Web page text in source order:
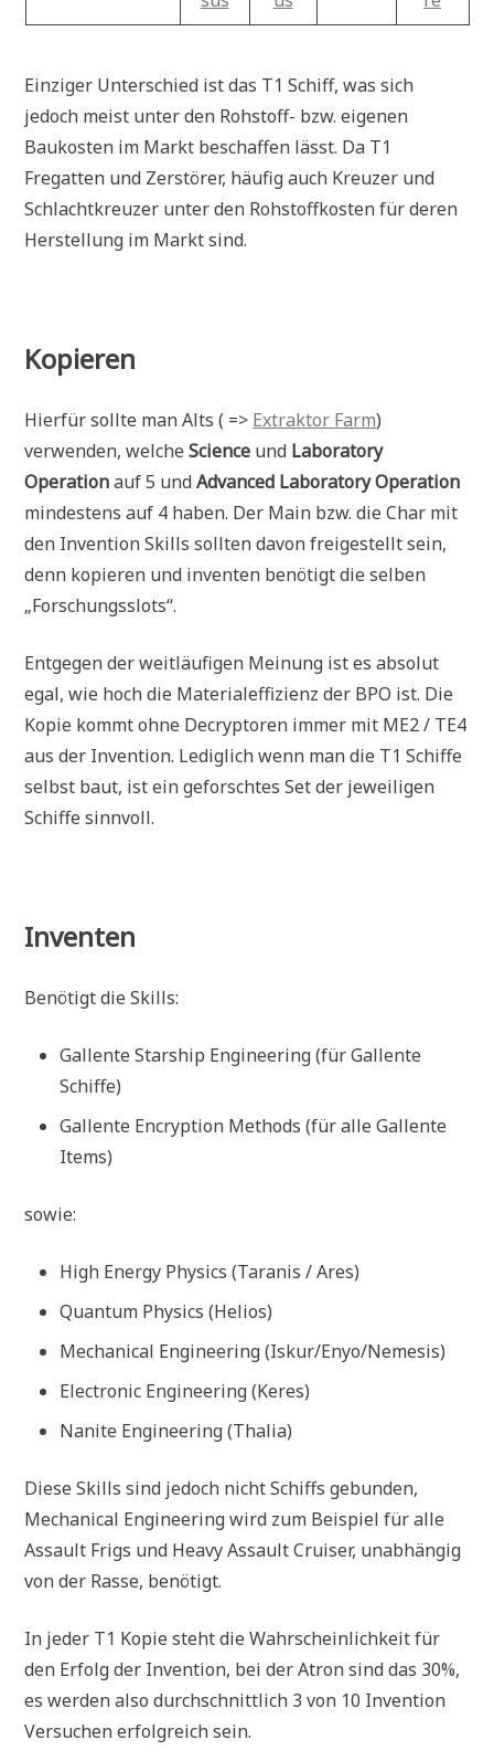
Einziger Unterschied ist das T1 Schiff, was sich
jedoch meist unter den Rohstoff- bzw. eigenen
Baukosten im Markt beschaffen lässt. Da T1
Fregatten und Zerstörer, häufig auch Kreuzer und
Schlachtkreuzer unter den Rohstoffkosten für deren
Herstellung im Markt sind.
Kopieren
Hierfür sollte man Alts ( => Extraktor Farm)
verwenden, welcheScience und Laboratory
Operationauf 5 undAdvanced Laboratory Operation
mindestens auf 4 haben. Der Main bzw. die Char mit
den Invention Skills sollten davon freigestellt sein,
denn kopieren und inventen benötigt die selben
„Forschungsslots“.
Entgegen der weitläufigen Meinung ist es absolut
egal, wie hoch die Materialeffizienz der BPO ist. Die
Kopie kommt ohne Decryptoren immer mit ME2 / TE4
aus der Invention. Lediglich wenn man die T1 Schiffe
selbst baut, ist ein geforschtes Set der jeweiligen
Schiffe sinnvoll.
Inventen
Benötigt die Skills:
Gallente Starship Engineering (für Gallente
Schiffe)
Gallente Encryption Methods (für alle Gallente
Items)
sowie:
High Energy Physics (Taranis / Ares)
Quantum Physics (Helios)
Mechanical Engineering (Iskur/Enyo/Nemesis)
Electronic Engineering (Keres)
Nanite Engineering (Thalia)
Diese Skills sind jedoch nicht Schiffs gebunden,
Mechanical Engineering wird zum Beispiel für alle
Assault Frigs und Heavy Assault Cruiser, unabhängig
von der Rasse, benötigt.
In jeder T1 Kopie steht die Wahrscheinlichkeit für
den Erfolg der Invention, bei der Atron sind das 30%,
es werden also durchschnittlich 3 von 10 Invention
Versuchen erfolgreich sein.